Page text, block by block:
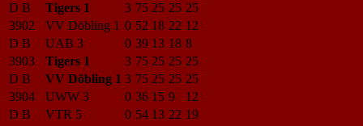
D B
Tigers 1 3 75 25 25 25
3902
VV Döbling 1 0 52 18 22 12
D B
UAB 3 0 39 13 18 8
3903
Tigers 1 3 75 25 25 25
D B
VV Döbling 1 3 75 25 25 25
3904
UWW 3 0 36 15 9
12
D B
VTR 5 0 54 13 22 19